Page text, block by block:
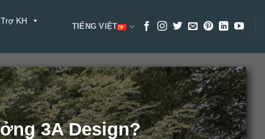
KH
TIẾNG VIỆT
3A Design?